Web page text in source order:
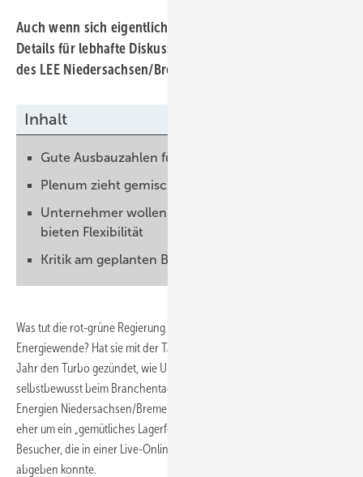
Auch wenn sich eigentlich alle einig sind, sorgen viele
Details für lebhafte Diskussionen auf dem Branchentag
des LEE Niedersachsen/Bremen.
Inhalt
Gute Ausbauzahlen für 2023
Plenum zieht gemischte Bilanz
Unternehmer wollen niedrige Strompreise und
bieten Flexibilität
Kritik am geplanten Beteiligungsgesetz
Was tut die rot-grüne Regierung für Niedersachsen in punkto
Energiewende? Hat sie mit der Task-Force Energiewende vor einem
Jahr den Turbo gezündet, wie Umweltminister Christian Meyer
selbstbewusst beim Branchentag des Landesverbandes Erneuerbare
Energien Niedersachsen/Bremen verkündete? Oder handelt es sich
eher um ein „gemütliches Lagerfeuer“? So sah es die Mehrheit der 350
Besucher, die in einer Live-Online-Abstimmung ihre Meinung dazu
abgeben konnte.